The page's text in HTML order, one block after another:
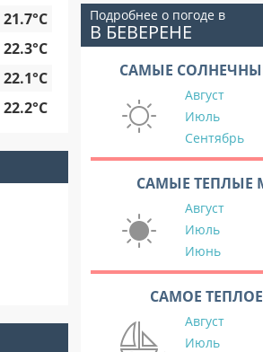
21.7°C
22.3°C
22.1°C
22.2°C
Подробнее о погоде в
В БЕВЕРЕНЕ
САМЫЕ
Август
Июль
Сентябрь
САМЫЕ ТЕПЛЫЕ
Август
Июль
Июнь
САМОЕ
Август
Июль